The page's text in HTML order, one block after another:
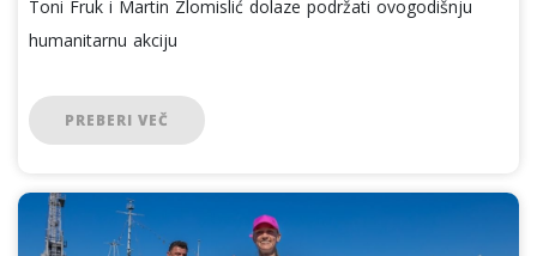
Toni Fruk i Martin Zlomislić dolaze podržati ovogodišnju
humanitarnu akciju
PREBERI VEČ